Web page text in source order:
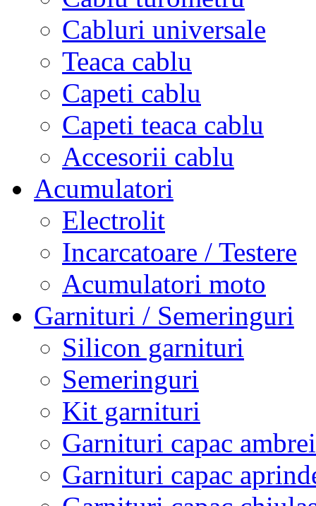
Cabluri universale
Teaca cablu
Capeti cablu
Capeti teaca cablu
Accesorii cablu
Acumulatori
Electrolit
Incarcatoare / Testere
Acumulatori moto
Garnituri / Semeringuri
Silicon garnituri
Semeringuri
Kit garnituri
Garnituri capac
Garnituri capac